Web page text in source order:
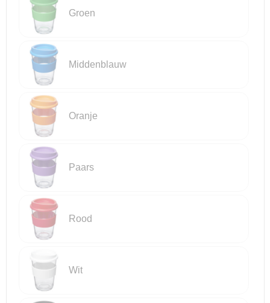
Reistassensets
Goodiebags
Groen
Middenblauw
Oranje
Paars
Rood
Wit